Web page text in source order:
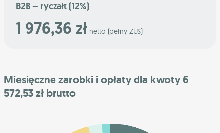
B2B – ryczałt (12%)
1 976,36 zł netto (pełny ZUS)
Miesięczne zarobki i opłaty dla kwoty 6
572,53 zł brutto